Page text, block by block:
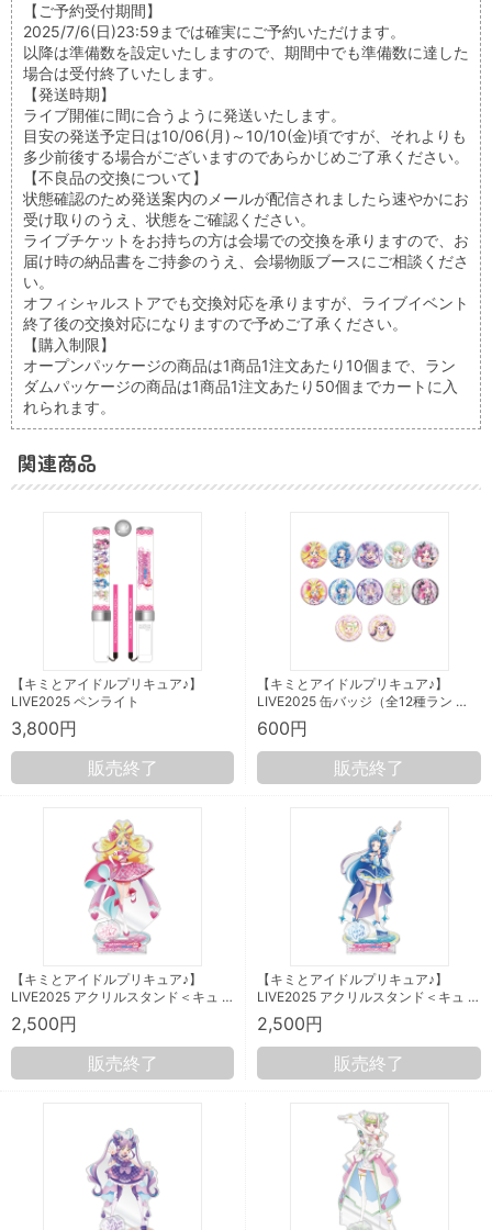
【ご予約受付期間】
2025/7/6(日)23:59までは確実にご予約いただけます。
以降は準備数を設定いたしますので、期間中でも準備数に達した
場合は受付終了いたします。
【発送時期】
ライブ開催に間に合うように発送いたします。
目安の発送予定日は10/06(月)～10/10(金)頃ですが、それよりも
多少前後する場合がございますのであらかじめご了承ください。
【不良品の交換について】
状態確認のため発送案内のメールが配信されましたら速やかにお
受け取りのうえ、状態をご確認ください。
ライブチケットをお持ちの方は会場での交換を承りますので、お
届け時の納品書をご持参のうえ、会場物販ブースにご相談くださ
い。
オフィシャルストアでも交換対応を承りますが、ライブイベント
終了後の交換対応になりますので予めご了承ください。
【購入制限】
オープンパッケージの商品は1商品1注文あたり10個まで、ラン
ダムパッケージの商品は1商品1注文あたり50個までカートに入
れられます。
関連商品
【キミとアイドルプリキュア♪】
LIVE2025 ペンライト
3,800円
販売終了
【キミとアイドルプリキュア♪】
LIVE2025 缶バッジ（全12種ラン …
600円
販売終了
【キミとアイドルプリキュア♪】
LIVE2025 アクリルスタンド＜キュ …
2,500円
販売終了
【キミとアイドルプリキュア♪】
LIVE2025 アクリルスタンド＜キュ …
2,500円
販売終了